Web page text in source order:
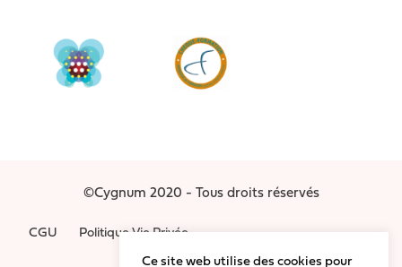
©Cygnum 2020 - Tous droits réservés
CGU Politique Vie Privée
Ce site web utilise des cookies pour